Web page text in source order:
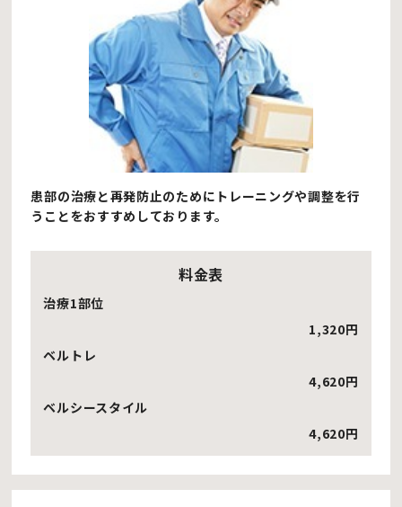
患部の治療と再発防止のためにトレーニングや調整を行
うことをおすすめしております。
料金表
治療1部位
1,320円
ベルトレ
4,620円
ベルシースタイル
4,620円